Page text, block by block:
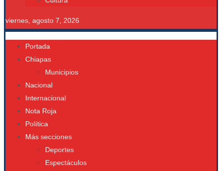
viernes, agosto 7, 2026
Portada
Chiapas
Municipios
Nacional
Internacional
Nota Roja
Política
Más secciones
Deportes
Espectáculos